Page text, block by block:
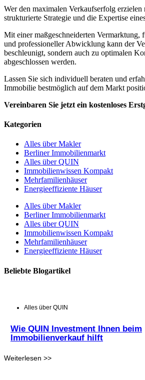
Wer den maximalen Verkaufserfolg erzielen
strukturierte Strategie und die Expertise
Mit einer maßgeschneiderten Vermarktung,
und professioneller Abwicklung kann der
beschleunigt, sondern auch zu optimalen
abgeschlossen werden.
Lassen Sie sich individuell beraten und
Immobilie bestmöglich auf dem Markt
Vereinbaren Sie jetzt ein kostenloses
Kategorien
Alles über Makler
Berliner Immobilienmarkt
Alles über QUIN
Immobilienwissen Kompakt
Mehrfamilienhäuser
Energieeffiziente Häuser
Alles über Makler
Berliner Immobilienmarkt
Alles über QUIN
Immobilienwissen Kompakt
Mehrfamilienhäuser
Energieeffiziente Häuser
Beliebte Blogartikel
Alles über QUIN
Wie QUIN Investment Ihnen beim
Immobilienverkauf hilft
Weiterlesen >>